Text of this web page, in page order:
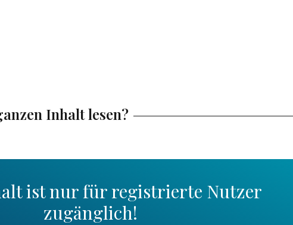
Inhalt lesen?
ist nur für registrierte Nutzer
zugänglich!